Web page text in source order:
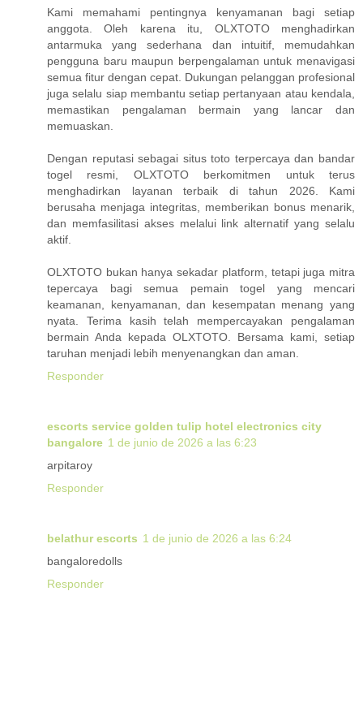
Kami memahami pentingnya kenyamanan bagi setiap
anggota. Oleh karena itu, OLXTOTO menghadirkan
antarmuka yang sederhana dan intuitif, memudahkan
pengguna baru maupun berpengalaman untuk menavigasi
semua fitur dengan cepat. Dukungan pelanggan profesional
juga selalu siap membantu setiap pertanyaan atau kendala,
memastikan pengalaman bermain yang lancar dan
memuaskan.
Dengan reputasi sebagai situs toto terpercaya dan bandar
togel resmi, OLXTOTO berkomitmen untuk terus
menghadirkan layanan terbaik di tahun 2026. Kami
berusaha menjaga integritas, memberikan bonus menarik,
dan memfasilitasi akses melalui link alternatif yang selalu
aktif.
OLXTOTO bukan hanya sekadar platform, tetapi juga mitra
tepercaya bagi semua pemain togel yang mencari
keamanan, kenyamanan, dan kesempatan menang yang
nyata. Terima kasih telah mempercayakan pengalaman
bermain Anda kepada OLXTOTO. Bersama kami, setiap
taruhan menjadi lebih menyenangkan dan aman.
Responder
escorts service golden tulip hotel electronics city
bangalore 1 de junio de 2026 a las 6:23
arpitaroy
Responder
belathur escorts 1 de junio de 2026 a las 6:24
bangaloredolls
Responder